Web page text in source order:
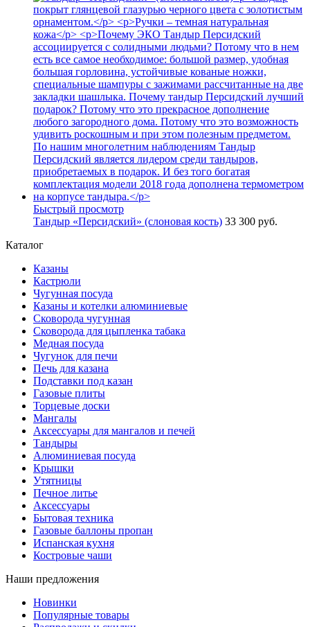
Быстрый просмотр
Тандыр «Персидский» (слоновая кость) 33 300 руб.
Каталог
Казаны
Кастрюли
Чугунная посуда
Казаны и котелки алюминиевые
Сковорода чугунная
Сковорода для цыпленка табака
Медная посуда
Чугунок для печи
Печь для казана
Подставки под казан
Газовые плиты
Торцевые доски
Мангалы
Аксессуары для мангалов и печей
Тандыры
Алюминиевая посуда
Крышки
Утятницы
Печное литье
Аксессуары
Бытовая техника
Газовые баллоны пропан
Испанская кухня
Костровые чаши
Наши предложения
Новинки
Популярные товары